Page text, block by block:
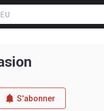
S'abonner